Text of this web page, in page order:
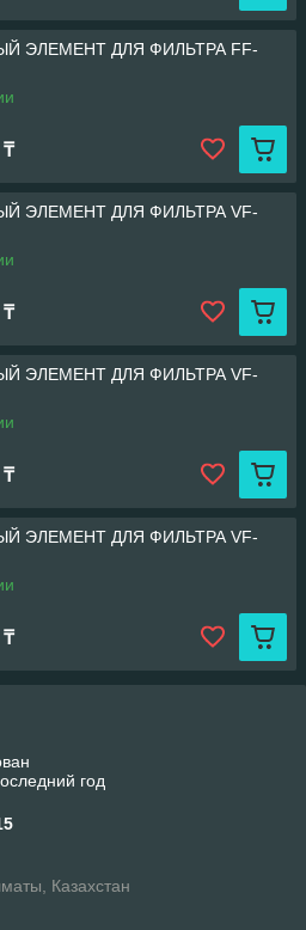
ЭЛЕМЕНТ ДЛЯ ФИЛЬТРА FF-
₸
ЭЛЕМЕНТ ДЛЯ ФИЛЬТРА VF-
₸
ЭЛЕМЕНТ ДЛЯ ФИЛЬТРА VF-
₸
ЭЛЕМЕНТ ДЛЯ ФИЛЬТРА VF-
₸
год
Казахстан